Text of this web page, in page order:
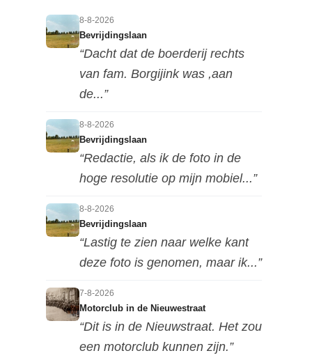
8-8-2026
Bevrijdingslaan
“Dacht dat de boerderij rechts
van fam. Borgijink was ,aan
de...”
8-8-2026
Bevrijdingslaan
“Redactie, als ik de foto in de
hoge resolutie op mijn mobiel...”
8-8-2026
Bevrijdingslaan
“Lastig te zien naar welke kant
deze foto is genomen, maar ik...”
7-8-2026
Motorclub in de Nieuwestraat
“Dit is in de Nieuwstraat. Het zou
een motorclub kunnen zijn.”